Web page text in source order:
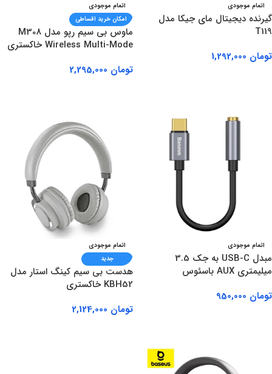
اتمام موجودی
گیرنده دیجیتال مای جیکا مدل
T119
تومان
اتمام موجودی
امکان خرید اقساطی
ماوس بی سیم رپو مدل M308
Wireless Multi-Mode خاکستری
تومان
اتمام موجودی
مبدل USB-C به جک 3.5
میلیمتری AUX باسئوس
تومان
اتمام موجودی
جدید
هدست بی سیم کینگ استار مدل
KBH52 خاکستری
تومان